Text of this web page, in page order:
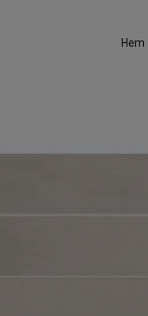
Hem